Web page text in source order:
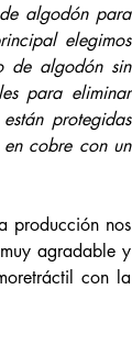
algodón para
elegimos
de algodón sin
para eliminar
protegidas
cobre con un
producción nos
agradable y
con la